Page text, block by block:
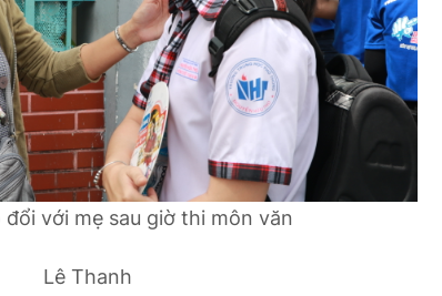
với mẹ sau giờ thi môn văn
Lê Thanh